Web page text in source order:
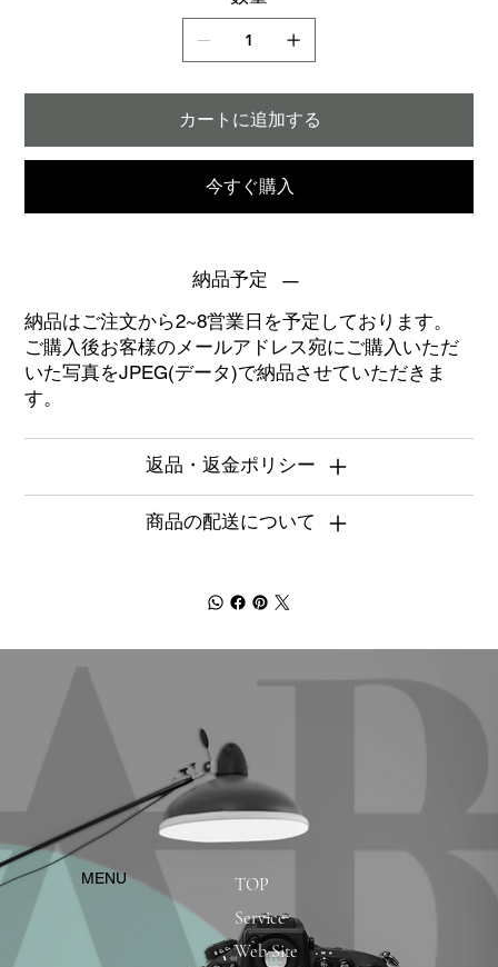
カートに追加する
今すぐ購入
納品予定
納品はご注文から2~8営業日を予定しております。
ご購入後お客様のメールアドレス宛にご購入いただ
いた写真をJPEG(データ)で納品させていただきま
す。
返品・返金ポリシー
商品の配送について
​MENU
TOP
Service
Web Site